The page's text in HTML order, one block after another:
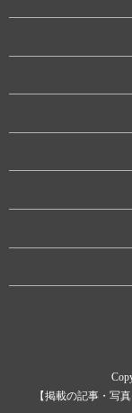
【掲載の記事・写